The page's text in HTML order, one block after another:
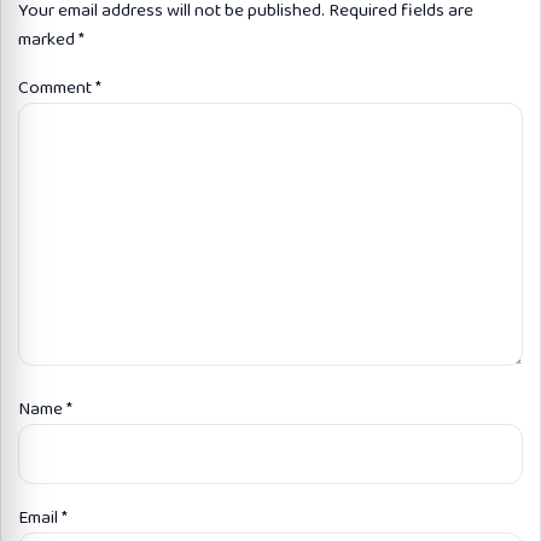
Your email address will not be published. Required fields are
marked*
Comment*
Name*
Email*